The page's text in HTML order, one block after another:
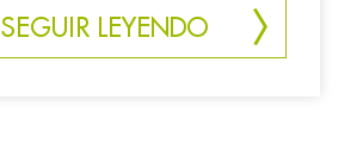
SEGUIR LEYENDO